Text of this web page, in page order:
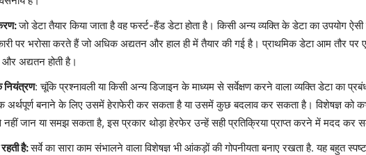
जो डेटा तैयार किया जाता है वह फर्स्ट-हैंड डेटा होता है। किसी अन्य व्यक्ति के डेटा का उपयोग
पर भरोसा करते हैं जो अधिक अद्यतन और हाल ही में तैयार की गई है। प्राथमिक डेटा आम तौर पर
और अद्यतन होती है।
नियंत्रण: चूंकि प्रश्नावली या किसी अन्य डिजाइन के माध्यम से सर्वेक्षण करने वाला व्यक्ति डेटा का
अर्थपूर्ण बनाने के लिए उसमें हेराफेरी कर सकता है या उसमें कुछ बदलाव कर सकता है। विशेषज्ञ को
नहीं जान या समझ सकता है, इस प्रकार थोड़ा हेरफेर उन्हें सही प्रतिक्रिया प्राप्त करने में मदद कर
रहती है:सर्वे का सारा काम संभालने वाला विशेषज्ञ भी आंकड़ों की गोपनीयता बनाए रखता है. यह बहुत